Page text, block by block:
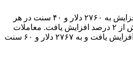
هر اونس طلا با ۰.۲ درصد افزایش به ۲۷۶۰ دلار و ۴۰ سنت در هر
اونس رسید و تا این هفته بیش از ۲ درصد افزایش یافت. معاملات
آتی طلای آمریکا ۰.۱ درصد افزایش یافت و به ۲۷۶۷ دلار و ۶۰ سنت